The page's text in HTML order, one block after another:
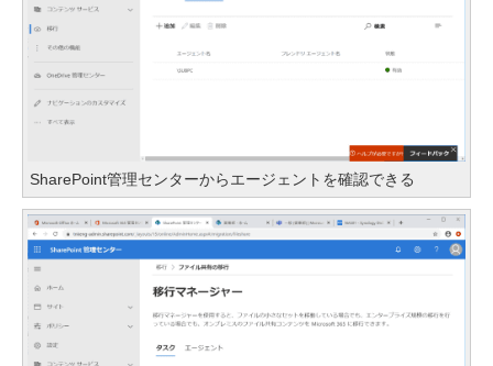
SharePoint管理センターからエージェントを確認できる